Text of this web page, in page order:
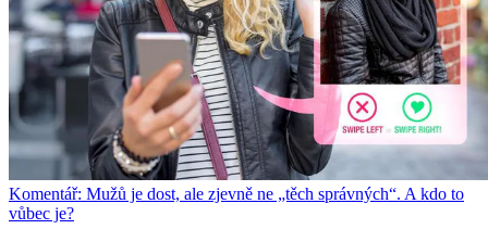
Komentář: Mužů je dost, ale zjevně ne „těch správných“. A kdo to
vůbec je?